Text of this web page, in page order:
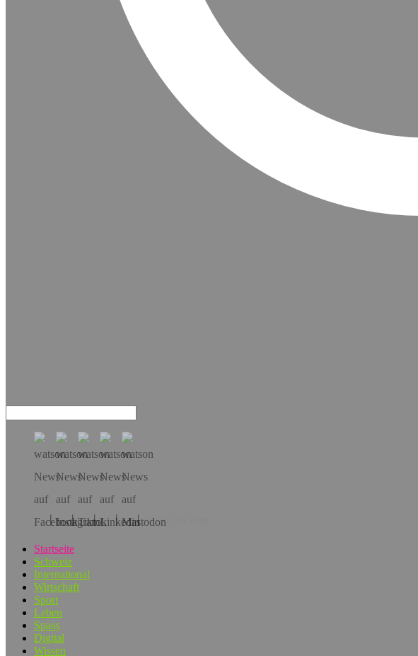
Hol dir die App!
Startseite
Schweiz
International
Wirtschaft
Sport
Leben
Spass
Digital
Wissen